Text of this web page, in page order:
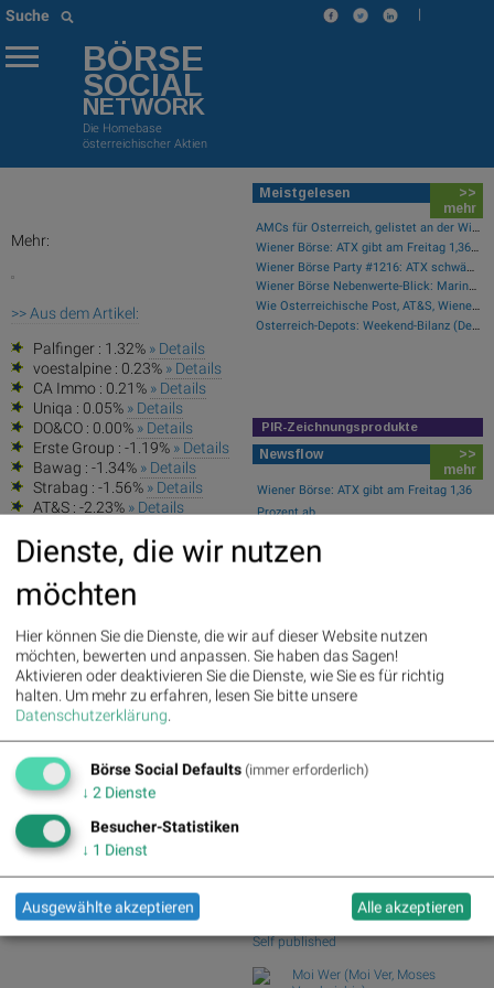
Suche |
BÖRSE
SOCIAL
NETWORK
Die Homebase
österreichischer Aktien
Mehr:
>> Aus dem Artikel:
Palfinger : 1.32% » Details
voestalpine : 0.23% » Details
CA Immo : 0.21% » Details
Uniqa : 0.05% » Details
DO&CO : 0.00% » Details
Erste Group : -1.19% » Details
Bawag : -1.34% » Details
Strabag : -1.56% » Details
AT&S : -2.23% » Details
Details
Meistgelesen
>>
mehr
AMCs für Österreich, gelistet an der Wiener Börse
Wiener Börse: ATX gibt am Freitag 1,36 Prozent ab
Wiener Börse Party #1216: ATX schwächer, Bajaj Mobility weiter stark, neue indische Freunde und Rajiv Bajaj mein Man of the Day
Wiener Börse Nebenwerte-Blick: Marinomed steigt 8 Prozent, Bajaj Mobility 7,84 Prozent
Wie Österreichische Post, AT&S, Wienerberger, Palfinger, Porr und Bawag für Gesprächsstoff im ATX sorgten
Österreich-Depots: Weekend-Bilanz (Depot Kommentar)
PIR-Zeichnungsprodukte
Newsflow
>>
mehr
Wiener Börse: ATX gibt am Freitag 1,36
Prozent ab
Marinomed steigt 8...
Wienerberger, Pal...
Wiener Börse Party #1216: ATX
schwächer, Bajaj Mo...
Börse Social Club Board
Eva Chupikova
Faroe Islands ; Wool, Wind &
Self published
Moi Wer (Moi Ver, Moses
Dienste, die wir nutzen
möchten
Hier können Sie die Dienste, die wir auf dieser Website nutzen
möchten, bewerten und anpassen. Sie haben das Sagen!
Aktivieren oder deaktivieren Sie die Dienste, wie Sie es für richtig
halten. Um mehr zu erfahren, lesen Sie bitte unsere
Datenschutzerklärung.
Börse Social Defaults (immer erforderlich)
↓ 2 Dienste
Besucher-Statistiken
↓ 1 Dienst
Ausgewählte akzeptieren Alle akzeptieren